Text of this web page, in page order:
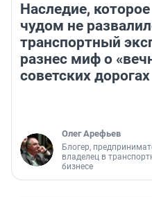
Наследие, которое
чудом не
транспортный
разнес миф о
советских дорогах
Олег Арефьев
Блогер,
владелец в
бизнесе